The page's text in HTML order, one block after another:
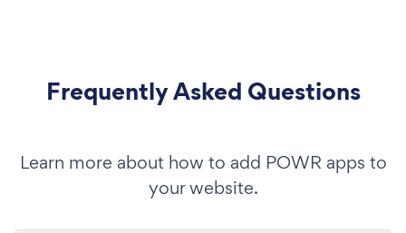
Frequently Asked Questions
Learn more about how to add POWR apps to
your website.